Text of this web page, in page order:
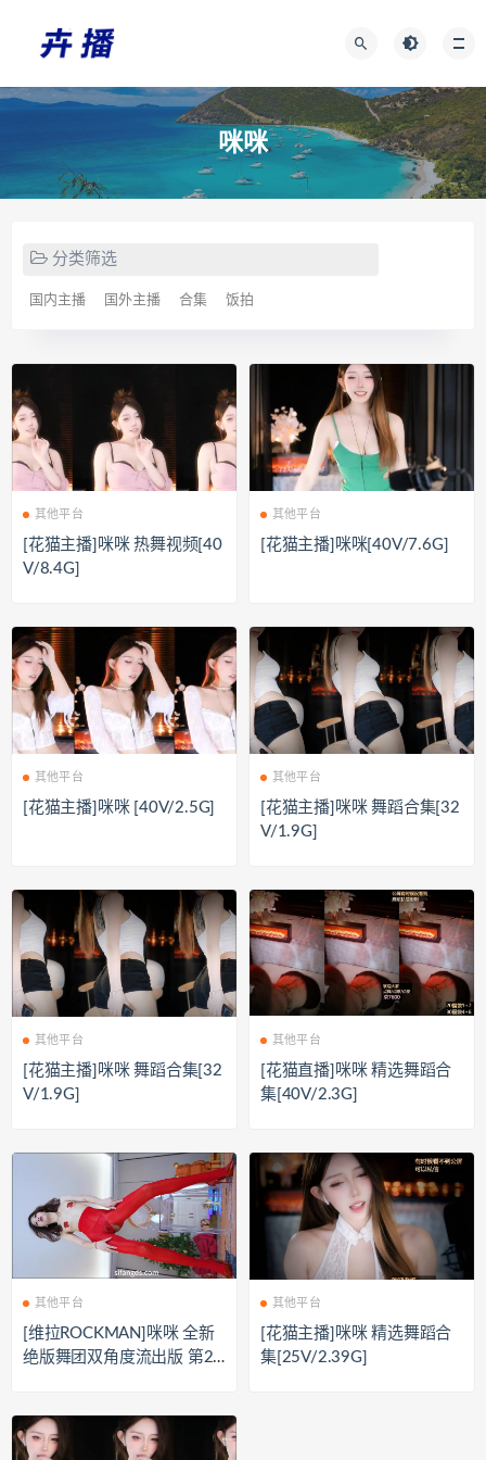
咪咪
分类筛选
国内主播 国外主播 合集 饭拍
其他平台
[花猫主播]咪咪 热舞视频[40
V/8.4G]
其他平台
[花猫主播]咪咪[40V/7.6G]
其他平台
[花猫主播]咪咪 [40V/2.5G]
其他平台
[花猫主播]咪咪 舞蹈合集[32
V/1.9G]
其他平台
[花猫主播]咪咪 舞蹈合集[32
V/1.9G]
其他平台
[花猫直播]咪咪 精选舞蹈合
集[40V/2.3G]
其他平台
[维拉ROCKMAN]咪咪 全新
绝版舞团双角度流出版 第2
其他平台
[花猫主播]咪咪 精选舞蹈合
集[25V/2.39G]